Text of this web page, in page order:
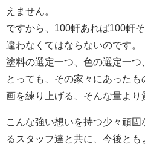
えません。
ですから、100軒あれば100軒
違わなくてはならないのです。
塗料の選定一つ、色の選定一
とっても、その家々にあった
画を練り上げる、そんな量より
こんな強い想いを持つ少々頑
るスタッフ達と共に、今後とも